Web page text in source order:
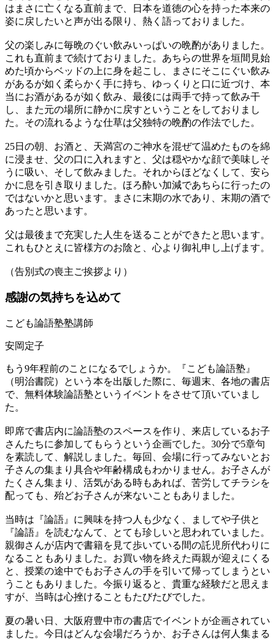
はまさに亡くなる直前まで、日本を道徳の心を持った本来の
姿に戻したいと声が出る限り、熱く語っておりました。
父の楽しみに毎晩のぐい飲みいっぱいの晩酌がありました。
これも直前まで続けておりました。あちらの世界を垣間見始
めた頃からベッドの上に身を起こし、まさにそこにぐい飲み
があるが如く柔らかく手に持ち、ゆっくりと口に近づけ、本
当にお酒があるが如く飲み、最後には両手で持って飲み干
し、また元の場所に静かに戻すということをしておりまし
た。その流れるような仕草は父独特の晩酌の作法でした。
25日の朝、お酒と、天満宮のご神水を混ぜて温めたものを綿
に浸ませ、父の口に入れますと、父は穏やかな顔で美味しそ
うに吸い、そして飲みました。それからほどなくして、安ら
かに息を引き取りました。ほろ酔い加減であちらに行ったの
ではないかと思います。まさに末期の水であり、末期の酒で
あったと思います。
父は最後まで充実した人生を送ることができたと思います。
これもひとえに皆様方のお陰と、心より御礼申し上げます。
（告別式の喪主ご挨拶より）
感謝の気持ちを込めて
こども論語塾塾講師
安岡定子
もう9年程前のことになるでしょうか。『こども論語塾』
（明治書院）という本を出版した際に、毎週末、各地の書店
で、無料体験論語塾というイベントをさせて頂いていまし
た。
即席で書店内に論語塾のスペースを作り、来店しているお子
さんたちに参加してもらうという企画でした。30分で5章句
を素読して、解説しました。毎回、会場に行ってみないとお
子さんの集まり具合や年齢構成もわかりません。お子さんが
たくさん集まり、活気がある時もあれば、苦労してチラシを
配っても、殆どお子さんが来ないこともありました。
当時は『論語』に興味を持つ人も少なく、ましてや子供と
『論語』を読むなんて、とても珍しいと思われていました。
親御さんが店内で書籍を見て歩いている間の託児所代わりに
なることもありました。お買い物を終えた両親が迎えにくる
と、授業の途中でもお子さんの手を引いて帰ってしまうとい
うこともありました。今振り返ると、貴重な経験だと思えま
すが、当時は心挫けることもたびたびでした。
夏の暑い日、大阪府豊中市の書店でイベントが企画されてい
ました。今日はどんな会場だろうか、お子さんは何人集まる